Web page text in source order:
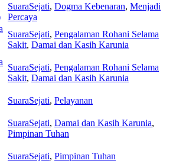
SuaraSejati, Dogma Kebenaran, Menjadi
Percaya
SuaraSejati, Pengalaman Rohani Selama
Sakit, Damai dan Kasih Karunia
SuaraSejati, Pengalaman Rohani Selama
Sakit, Damai dan Kasih Karunia
SuaraSejati, Pelayanan
SuaraSejati, Damai dan Kasih Karunia,
Pimpinan Tuhan
SuaraSejati, Pimpinan Tuhan